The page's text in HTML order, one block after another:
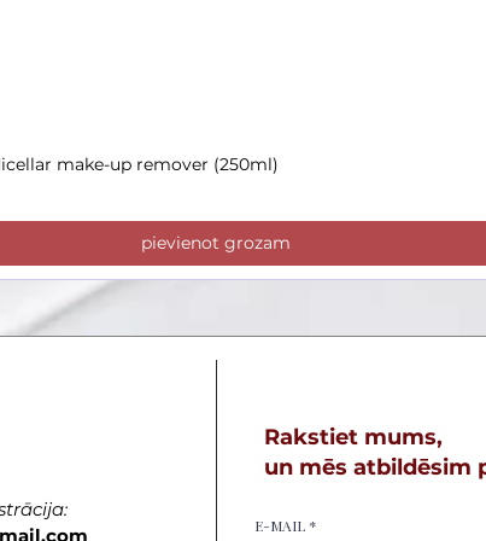
Ātrais skats
make-up remover (250ml)
pievienot grozam
Rakstiet mums,
un mēs atbildēsim
E-MAIL